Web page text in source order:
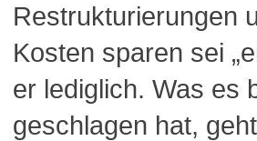
Restrukturierungen
Kosten sparen sei
er lediglich. Was es
geschlagen hat,